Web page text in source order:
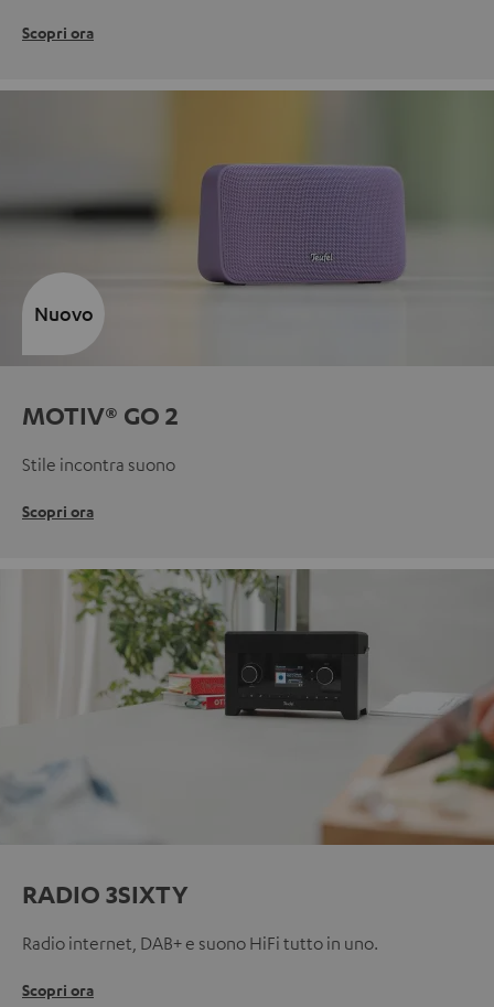
Scopri ora
MOTIV® GO 2
Stile incontra suono
Scopri ora
Nuovo
RADIO 3SIXTY
Radio internet, DAB+ e suono HiFi tutto in uno.
Scopri ora